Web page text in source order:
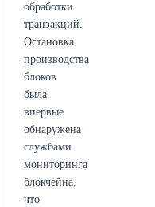
обработки
транзакций.
Остановка
производства
блоков
была
впервые
обнаружена
службами
мониторинга
блокчейна,
что